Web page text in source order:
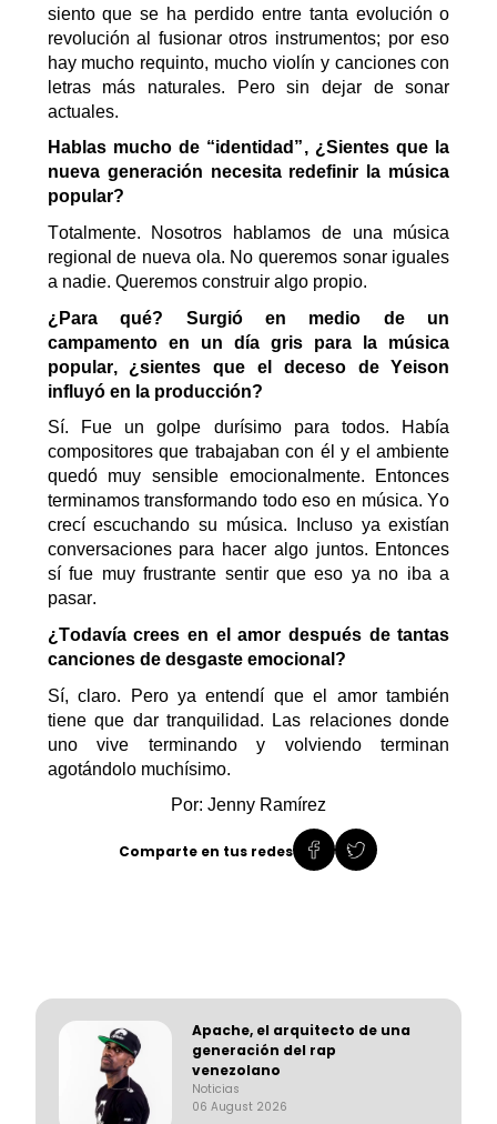
Apache, el arquitecto de una
generación del rap
venezolano
Noticias
06 August 2026
siento que se ha perdido entre tanta evolución o
revolución al fusionar otros instrumentos; por eso
hay mucho requinto, mucho violín ycancionescon
letras más naturales. Pero sin dejar de sonar
actuales.
Hablas mucho de “identidad”,¿Sientes que la
nueva generación necesita redefinir la música
popular?
Totalmente. Nosotros hablamos de una música
regional de nueva ola. No queremos sonar iguales
a nadie. Queremos construir algo propio.
¿Paraqué? Surgió en medio de un
campamento en un día gris para la música
popular, ¿sientes que el deceso de Yeison
influyó en la producción?
Sí. Fue un golpe durísimo para todos. Había
compositores que trabajaban con él y el ambiente
quedó muy sensible emocionalmente. Entonces
terminamos transformando todo eso en música. Yo
crecí escuchando su música. Incluso ya existían
conversaciones para hacer algo juntos. Entonces
sí fue muy frustrante sentir que eso ya no iba a
pasar.
¿Todavía crees en el amor después de tantas
canciones de desgaste emocional?
Sí, claro. Pero ya entendí que el amor también
tiene que dar tranquilidad. Las relaciones donde
uno vive terminando y volviendo terminan
agotándolo muchísimo.
Por: Jenny Ramírez
Comparte en tus redes